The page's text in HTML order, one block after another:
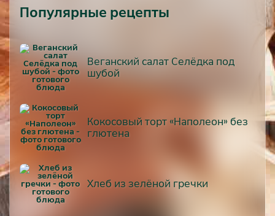
Популярные рецепты
Веганский салат Селёдка под
шубой
Кокосовый торт «Наполеон» без
глютена
Хлеб из зелёной гречки